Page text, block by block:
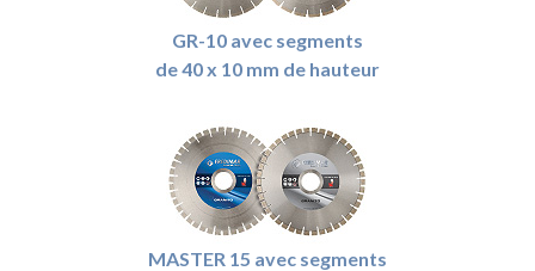
GR-10 avec segments
de 40 x 10 mm de hauteur
MASTER 15 avec segments